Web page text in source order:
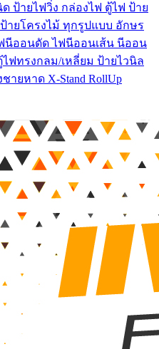
ป้ายไฟวิ่ง กล่องไฟ ตู้ไฟ ป้าย
ายโครงไม้ ทุกรูปแบบ อักษร
นีออนดัด ไฟนีออนเส้น นีออน
ไฟทรงกลม/เหลี่ยม ป้ายไวนิล
ายหาด X-Stand RollUp